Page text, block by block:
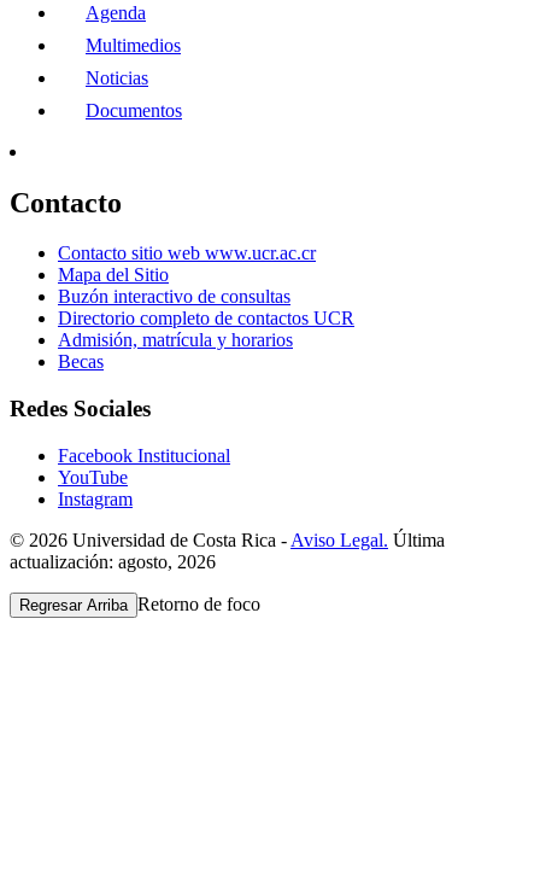
Agenda
Multimedios
Noticias
Documentos
Contacto
Contacto sitio web www.ucr.ac.cr
Mapa del Sitio
Buzón interactivo de consultas
Directorio completo de contactos UCR
Admisión, matrícula y horarios
Becas
Redes Sociales
Facebook Institucional
YouTube
Instagram
© 2026 Universidad de Costa Rica - Aviso Legal. Última
actualización: agosto, 2026
Regresar Arriba Retorno de foco